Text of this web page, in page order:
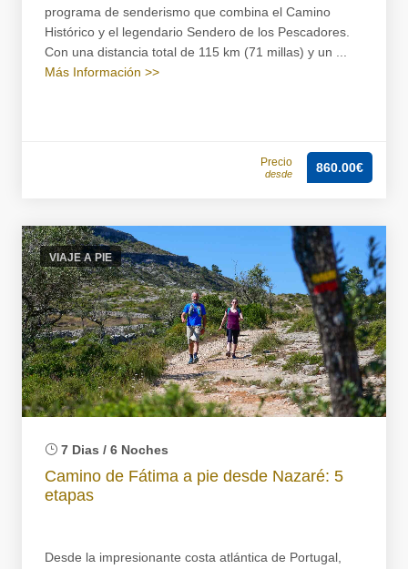
programa de senderismo que combina el Camino
Histórico y el legendario Sendero de los Pescadores.
Con una distancia total de 115 km (71 millas) y un ...
Más Información >>
Precio
desde 860.00€
VIAJE A PIE
7 Dias / 6 Noches
Camino de Fátima a pie desde Nazaré: 5
etapas
Desde la impresionante costa atlántica de Portugal,